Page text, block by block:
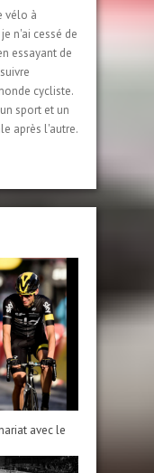
vélo à
n'ai cessé de
essayant de
cycliste.
sport et un
après l'autre.
avec le